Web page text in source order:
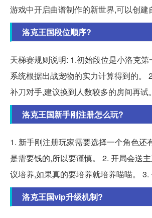
游戏中开启曲谱制作的新世界,可以创建
洛克王国段位顺序?
天梯赛规则说明: 1.初始段位是小洛克
系统根据出战宠物的实力计算得到的。
补刀对手,建议换到人数较多的房间再试
洛克王国新手刚注册怎么玩?
1. 新手刚注册玩家需要选择一个角色还
是需要钱的,所以要谨慎。 2. 开局会送
议培养,如果真的要培养就培养喵喵。 3.
洛克王国vip升级机制?